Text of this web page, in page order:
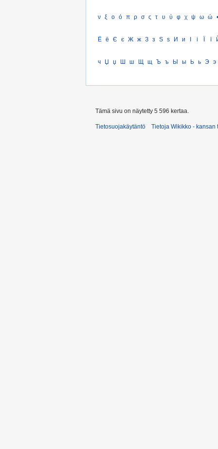
ν ξ ο ό π ρ σ ς τ υ ύ φ χ ψ ω ώ •
Ё ё Є є Ж ж З з Ѕ ѕ И и І і Ї ї
ч Џ џ Ш ш Щ щ Ъ ъ Ы ы Ь ь Э э
Tämä sivu on näytetty 5 596 kertaa.
Tietosuojakäytäntö Tietoja Wikikko - kansan